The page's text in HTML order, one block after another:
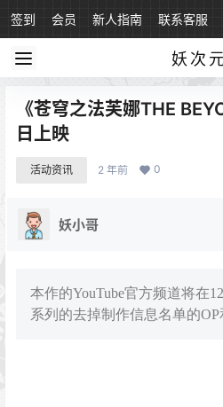
签到 会员 新人指南 联系客服
妖次
《苍穹之法芙娜THE
日上映
活动资讯 2 年前 0
妖小哥
本作的YouTube官方频道将在
系列的去掉制作信息名单的OP